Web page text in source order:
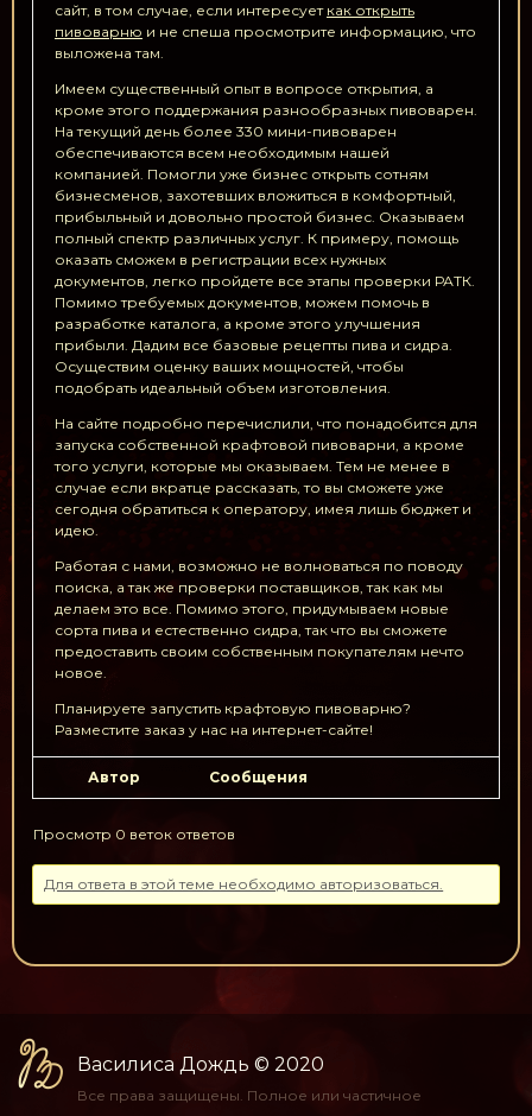
сайт, в том случае, если интересует как открыть
пивоварню и не спеша просмотрите информацию, что
выложена там.
Имеем существенный опыт в вопросе открытия, а
кроме этого поддержания разнообразных пивоварен.
На текущий день более 330 мини-пивоварен
обеспечиваются всем необходимым нашей
компанией. Помогли уже бизнес открыть сотням
бизнесменов, захотевших вложиться в комфортный,
прибыльный и довольно простой бизнес. Оказываем
полный спектр различных услуг. К примеру, помощь
оказать сможем в регистрации всех нужных
документов, легко пройдете все этапы проверки РАТК.
Помимо требуемых документов, можем помочь в
разработке каталога, а кроме этого улучшения
прибыли. Дадим все базовые рецепты пива и сидра.
Осуществим оценку ваших мощностей, чтобы
подобрать идеальный объем изготовления.
На сайте подробно перечислили, что понадобится для
запуска собственной крафтовой пивоварни, а кроме
того услуги, которые мы оказываем. Тем не менее в
случае если вкратце рассказать, то вы сможете уже
сегодня обратиться к оператору, имея лишь бюджет и
идею.
Работая с нами, возможно не волноваться по поводу
поиска, а так же проверки поставщиков, так как мы
делаем это все. Помимо этого, придумываем новые
сорта пива и естественно сидра, так что вы сможете
предоставить своим собственным покупателям нечто
новое.
Планируете запустить крафтовую пивоварню?
Разместите заказ у нас на интернет-сайте!
Автор Сообщения
Просмотр 0 веток ответов
Для ответа в этой теме необходимо авторизоваться.
Василиса Дождь © 2020
Все права защищены. Полное или частичное